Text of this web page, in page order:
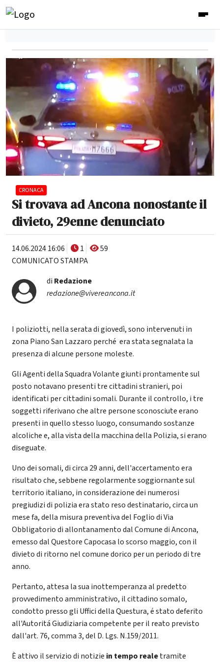
CRONACA
Si trovava ad Ancona nonostante il
divieto, 29enne denunciato
14.06.2024 16:06 1
59
COMUNICATO STAMPA
di Redazione
redazione@vivereancona.it
I poliziotti, nella serata di giovedì, sono intervenuti in
zona Piano San Lazzaro perché era stata segnalata la
presenza di alcune persone moleste.
Gli Agenti della Squadra Volante giunti prontamente sul
posto notavano presenti tre cittadini stranieri, poi
identificati per cittadini somali. Durante il controllo, i tre
soggetti riferivano che altre persone sconosciute erano
presenti in quello stesso luogo, consumando sostanze
alcoliche e, alla vista della macchina della Polizia, si erano
diseguate.
Uno dei somali, di circa 29 anni, dell'accertamento era
risultato che, sebbene regolarmente soggiornante sul
territorio italiano, in considerazione dei numerosi
pregiudizi di polizia era stato reso destinatario, circa un
mese fa, della misura preventiva del Foglio di Via
Obbligatorio di allontanamento dal Comune di Ancona,
emesso dal Questore Capocasa lo scorso maggio, con il
divieto di ritorno nel comune dorico per un periodo di tre
anno.
Pertanto, attesa la sua inottemperanza al predetto
provvedimento amministrativo, il cittadino somalo,
condotto presso gli Uffici della Questura, é stato deferito
all'Autoritá Giudiziaria competente per il reato previsto
dall'art. 76, comma 3, del D. Lgs. N.159/2011.
È attivo il servizio di notizie in tempo realetramite